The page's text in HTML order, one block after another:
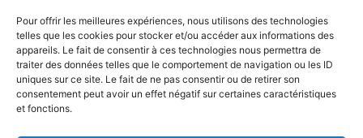
Pour offrir les meilleures expériences, nous utilisons des technologies
telles que les cookies pour stocker et/ou accéder aux informations des
appareils. Le fait de consentir à ces technologies nous permettra de
traiter des données telles que le comportement de navigation ou les ID
uniques sur ce site. Le fait de ne pas consentir ou de retirer son
consentement peut avoir un effet négatif sur certaines caractéristiques
et fonctions.